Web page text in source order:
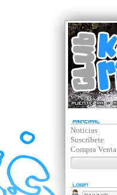
Noticias
Suscríbete
Compra Venta